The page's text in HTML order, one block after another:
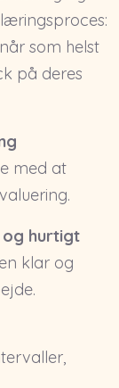
som helst
på deres
med at
og hurtigt
klar og